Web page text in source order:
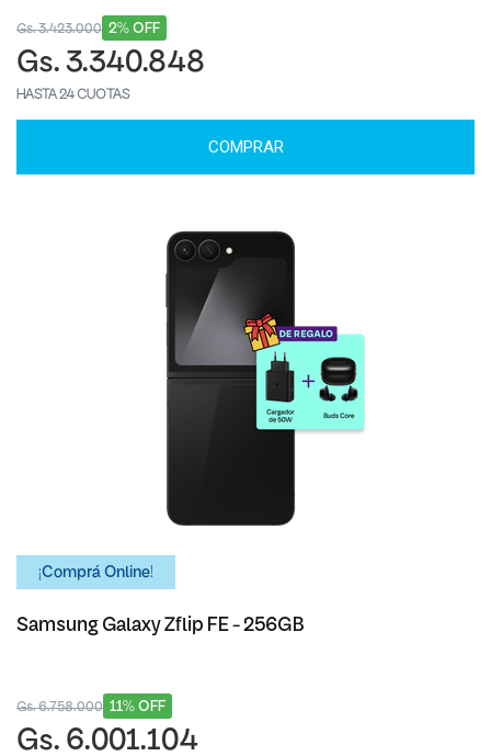
2% OFF
Gs. 3.423.000
Gs. 3.340.848
HASTA 24 CUOTAS
COMPRAR
¡Comprá Online!
Samsung Galaxy Zflip FE - 256GB
11% OFF
Gs. 6.758.000
Gs. 6.001.104